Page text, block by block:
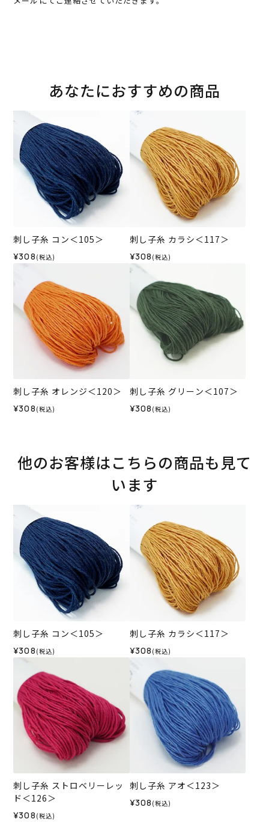
あなたにおすすめの商品
刺し子糸 コン＜105＞
¥308 (税込)
刺し子糸 カラシ＜117＞
¥308 (税込)
刺し子糸 オレンジ＜120＞
¥308 (税込)
刺し子糸 グリーン＜107＞
¥308 (税込)
他のお客様はこちらの商品も見て
います
刺し子糸 コン＜105＞
¥308 (税込)
刺し子糸 カラシ＜117＞
¥308 (税込)
刺し子糸 ストロベリーレッ
ド＜126＞
¥308 (税込)
刺し子糸 アオ＜123＞
¥308 (税込)